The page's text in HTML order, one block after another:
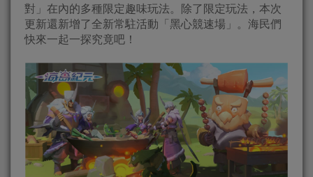
對」在內的多種限定趣味玩法。除了限定玩法，本次
更新還新增了全新常駐活動「黑心競速場」。海民們
快來一起一探究竟吧！